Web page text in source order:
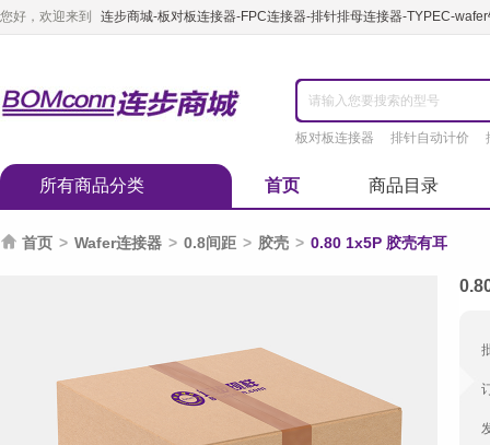
您好，欢迎来到 连步商城-板对板连接器-FPC连接器-排针排母连接器-TYPEC-
板对板连接器 排针自动计价
所有商品分类 首页 商品目录
 首页 > Wafer连接器 > 0.8间距 > 胶壳 > 0.80 1x5P 胶壳有耳